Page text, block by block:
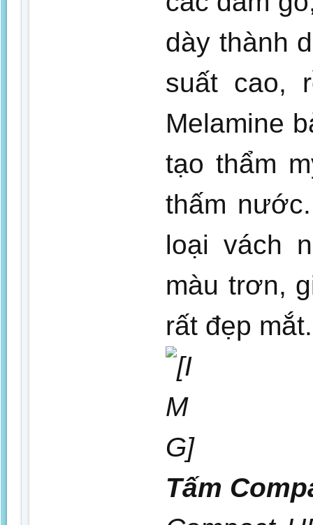
dày thành
suất cao,
Melamine
tạo thẩm
thấm
loại vách
màu trơn,
rất đẹp mắt.
Tấm